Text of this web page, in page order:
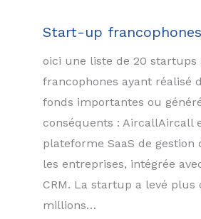
Start-up francophones
oici une liste de 20 startups
francophones ayant réalisé
fonds importantes ou
conséquents : AircallAircall
plateforme SaaS de gestion
les entreprises, intégrée
CRM. La startup a levé plus
millions…